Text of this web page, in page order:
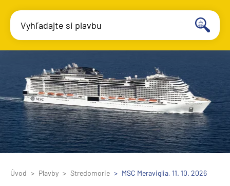
Vyhľadajte si plavbu
Úvod Plavby Stredomorie MSC Meraviglia, 11. 10. 2026